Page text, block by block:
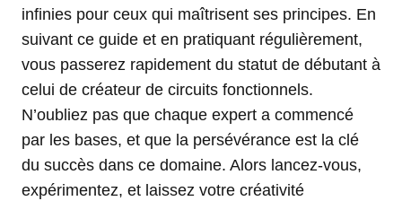
infinies pour ceux qui maîtrisent ses principes. En
suivant ce guide et en pratiquant régulièrement,
vous passerez rapidement du statut de débutant à
celui de créateur de circuits fonctionnels.
N’oubliez pas que chaque expert a commencé
par les bases, et que la persévérance est la clé
du succès dans ce domaine. Alors lancez-vous,
expérimentez, et laissez votre créativité